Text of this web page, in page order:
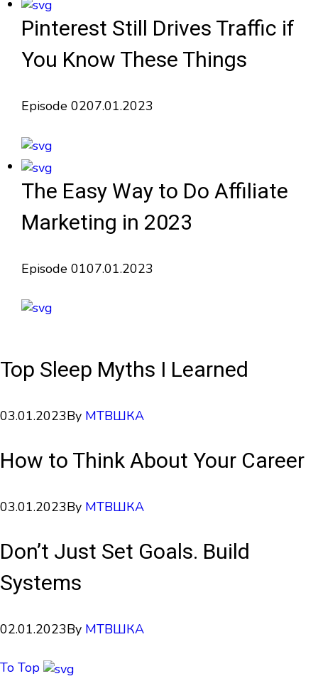
Pinterest Still Drives Traffic if
You Know These Things
Episode 0207.01.2023
The Easy Way to Do Affiliate
Marketing in 2023
Episode 0107.01.2023
Top Sleep Myths I Learned
03.01.2023By МТВШКА
How to Think About Your Career
03.01.2023By МТВШКА
Don’t Just Set Goals. Build
Systems
02.01.2023By МТВШКА
To Top